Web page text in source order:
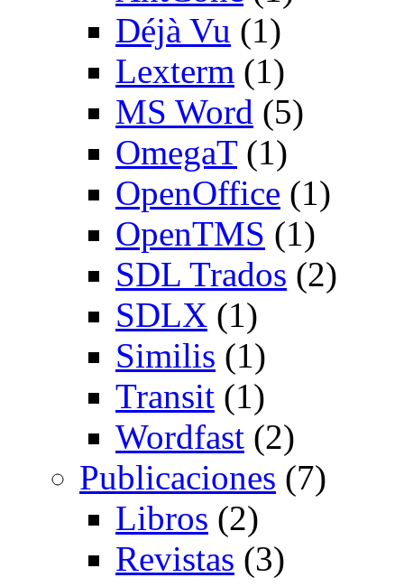
Déjà Vu (1)
Lexterm (1)
MS Word (5)
OmegaT(1)
OpenOffice (1)
OpenTMS (1)
SDL Trados (2)
SDLX (1)
Similis (1)
Transit (1)
Wordfast (2)
Publicaciones (7)
Libros (2)
Revistas (3)